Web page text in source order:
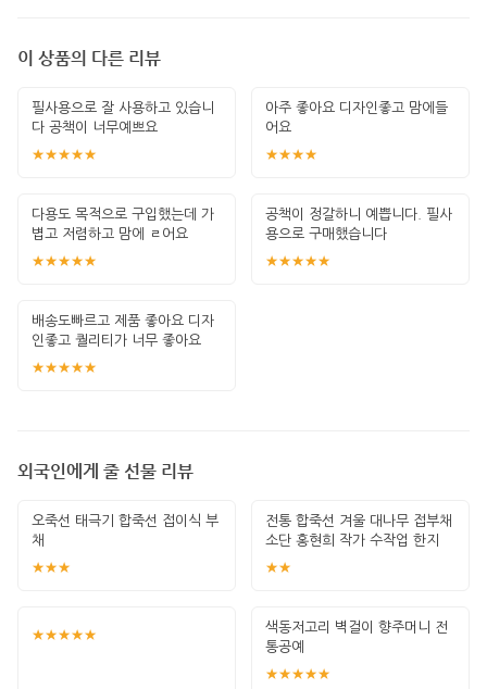
이 상품의 다른 리뷰
필사용으로 잘 사용하고 있습니
다 공책이 너무예쁘요
★★★★★
아주 좋아요 디자인좋고 맘에들
어요
★★★★
다용도 목적으로 구입했는데 가
볍고 저렴하고 맘에 ㄹ어요
★★★★★
공책이 정갈하니 예쁩니다. 필사
용으로 구매했습니다
★★★★★
배송도빠르고 제품 좋아요 디자
인좋고 퀄리티가 너무 좋아요
★★★★★
외국인에게 줄 선물 리뷰
오죽선 태극기 합죽선 접이식 부
채
★★★
전통 합죽선 겨울 대나무 접부채
소단 홍현희 작가 수작업 한지
그림 고급
★★
★★★★★
색동저고리 벽걸이 향주머니 전
통공예
★★★★★